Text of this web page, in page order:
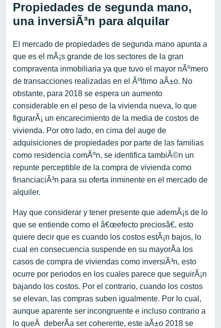
Propiedades de segunda mano,
una inversiÃ³n para alquilar
El mercado de propiedades de segunda mano apunta a
que es el mÃ¡s grande de los sectores de la gran
compraventa inmobiliaria ya que tuvo el mayor nÃºmero
de transacciones realizadas en el Ãºltimo aÃ±o. No
obstante, para 2018 se espera un aumento
considerable en el peso de la vivienda nueva, lo que
figurarÃ¡ un encarecimiento de la media de costos de
vivienda. Por otro lado, en cima del auge de
adquisiciones de propiedades por parte de las familias
como residencia comÃºn, se identifica tambiÃ©n un
repunte perceptible de la compra de vivienda como
financiaciÃ³n para su oferta inminente en el mercado de
alquiler.
Hay que considerar y tener presente que ademÃ¡s de lo
que se entiende como el â€œefecto preciosâ€, esto
quiere decir que es cuando los costos estÃ¡n bajos, lo
cual en consecuencia suspende en su mayorÃ­a los
casos de compra de viviendas como inversiÃ³n, esto
ocurre por periodos en los cuales parece que seguirÃ¡n
bajando los costos. Por el contrario, cuando los costos
se elevan, las compras suben igualmente. Por lo cual,
aunque aparente ser incongruente e incluso contrario a
lo queÂ deberÃ­a ser coherente, este aÃ±o 2018 se